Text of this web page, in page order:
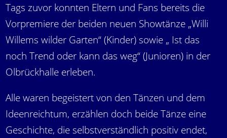
Tags zuvor konnten Eltern und Fans bereits die
Vorpremiere der beiden neuen Showtänze „Willi
Willems wilder Garten“ (Kinder) sowie „ Ist das
noch Trend oder kann das weg“ (Junioren) in der
Olbrückhalle erleben.
Alle waren begeistert von den Tänzen und dem
Ideenreichtum, erzählen doch beide Tänze eine
Geschichte, die selbstverständlich positiv endet,